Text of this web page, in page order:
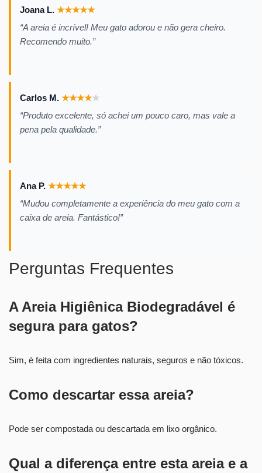
Joana L. ★★★★★
“A areia é incrível! Meu gato adorou e não gera cheiro.
Recomendo muito.”
Carlos M. ★★★★★
“Produto excelente, só achei um pouco caro, mas vale a
pena pela qualidade.”
Ana P. ★★★★★
“Mudou completamente a experiência do meu gato com a
caixa de areia. Fantástico!”
Perguntas Frequentes
A Areia Higiênica Biodegradável é
segura para gatos?
Sim, é feita com ingredientes naturais, seguros e não tóxicos.
Como descartar essa areia?
Pode ser compostada ou descartada em lixo orgânico.
Qual a diferença entre esta areia e a